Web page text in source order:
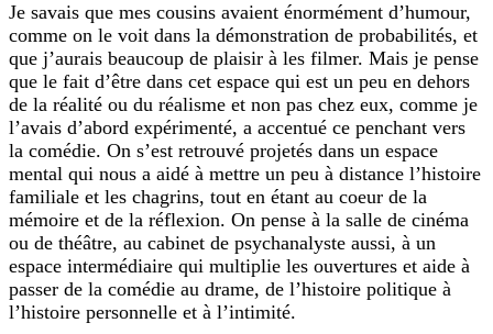
Je savais que mes cousins avaient énormément d’humour,
comme on le voit dans la démonstration de probabilités, et
que j’aurais beaucoup de plaisir à les filmer. Mais je pense
que le fait d’être dans cet espace qui est un peu en dehors
de la réalité ou du réalisme et non pas chez eux, comme je
l’avais d’abord expérimenté, a accentué ce penchant vers
la comédie. On s’est retrouvé projetés dans un espace
mental qui nous a aidé à mettre un peu à distance l’histoire
familiale et les chagrins, tout en étant au coeur de la
mémoire et de la réflexion. On pense à la salle de cinéma
ou de théâtre, au cabinet de psychanalyste aussi, à un
espace intermédiaire qui multiplie les ouvertures et aide à
passer de la comédie au drame, de l’histoire politique à
l’histoire personnelle et à l’intimité.